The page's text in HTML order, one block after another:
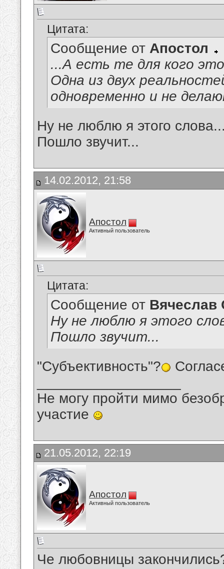
Цитата:
Сообщение от Апостол
...А есть те для кого
Одна из двух
одновременно и не
Ну не люблю я этого
Пошло звучит...
14.02.2012, 21:58
Апостол
Активный пользователь
Цитата:
Сообщение от Вячеслав
Ну не люблю я этого
Пошло звучит...
"Субъективность"?
Не могу пройти мимо
участие
21.05.2012, 22:19
Апостол
Активный пользователь
Че любовницы